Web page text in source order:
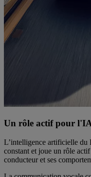
Un rôle actif pour
L’intelligence artificielle du
constant et joue un rôle
conducteur et ses